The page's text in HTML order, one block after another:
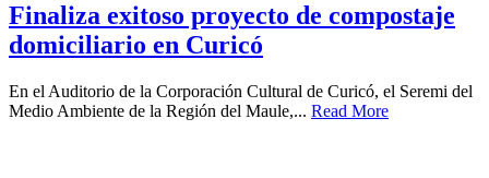
Finaliza exitoso proyecto de compostaje
domiciliario en Curicó
En el Auditorio de la Corporación Cultural de Curicó, el Seremi del
Medio Ambiente de la Región del Maule,... Read More